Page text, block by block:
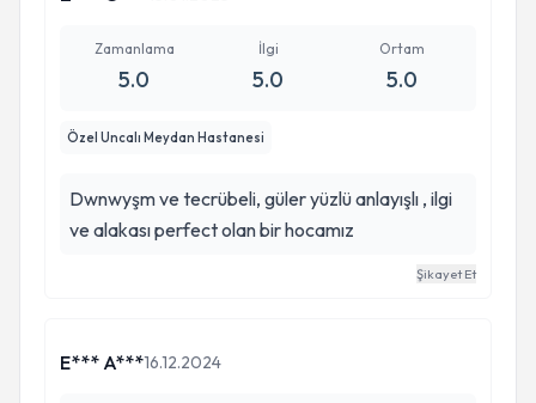
Zamanlama
5.0
İlgi
5.0
Ortam
5.0
Özel Uncalı Meydan Hastanesi
Dwnwyşm ve tecrübeli, güler yüzlü anlayışlı , ilgi
ve alakası perfect olan bir hocamız
Şikayet Et
E*** A***16.12.2024